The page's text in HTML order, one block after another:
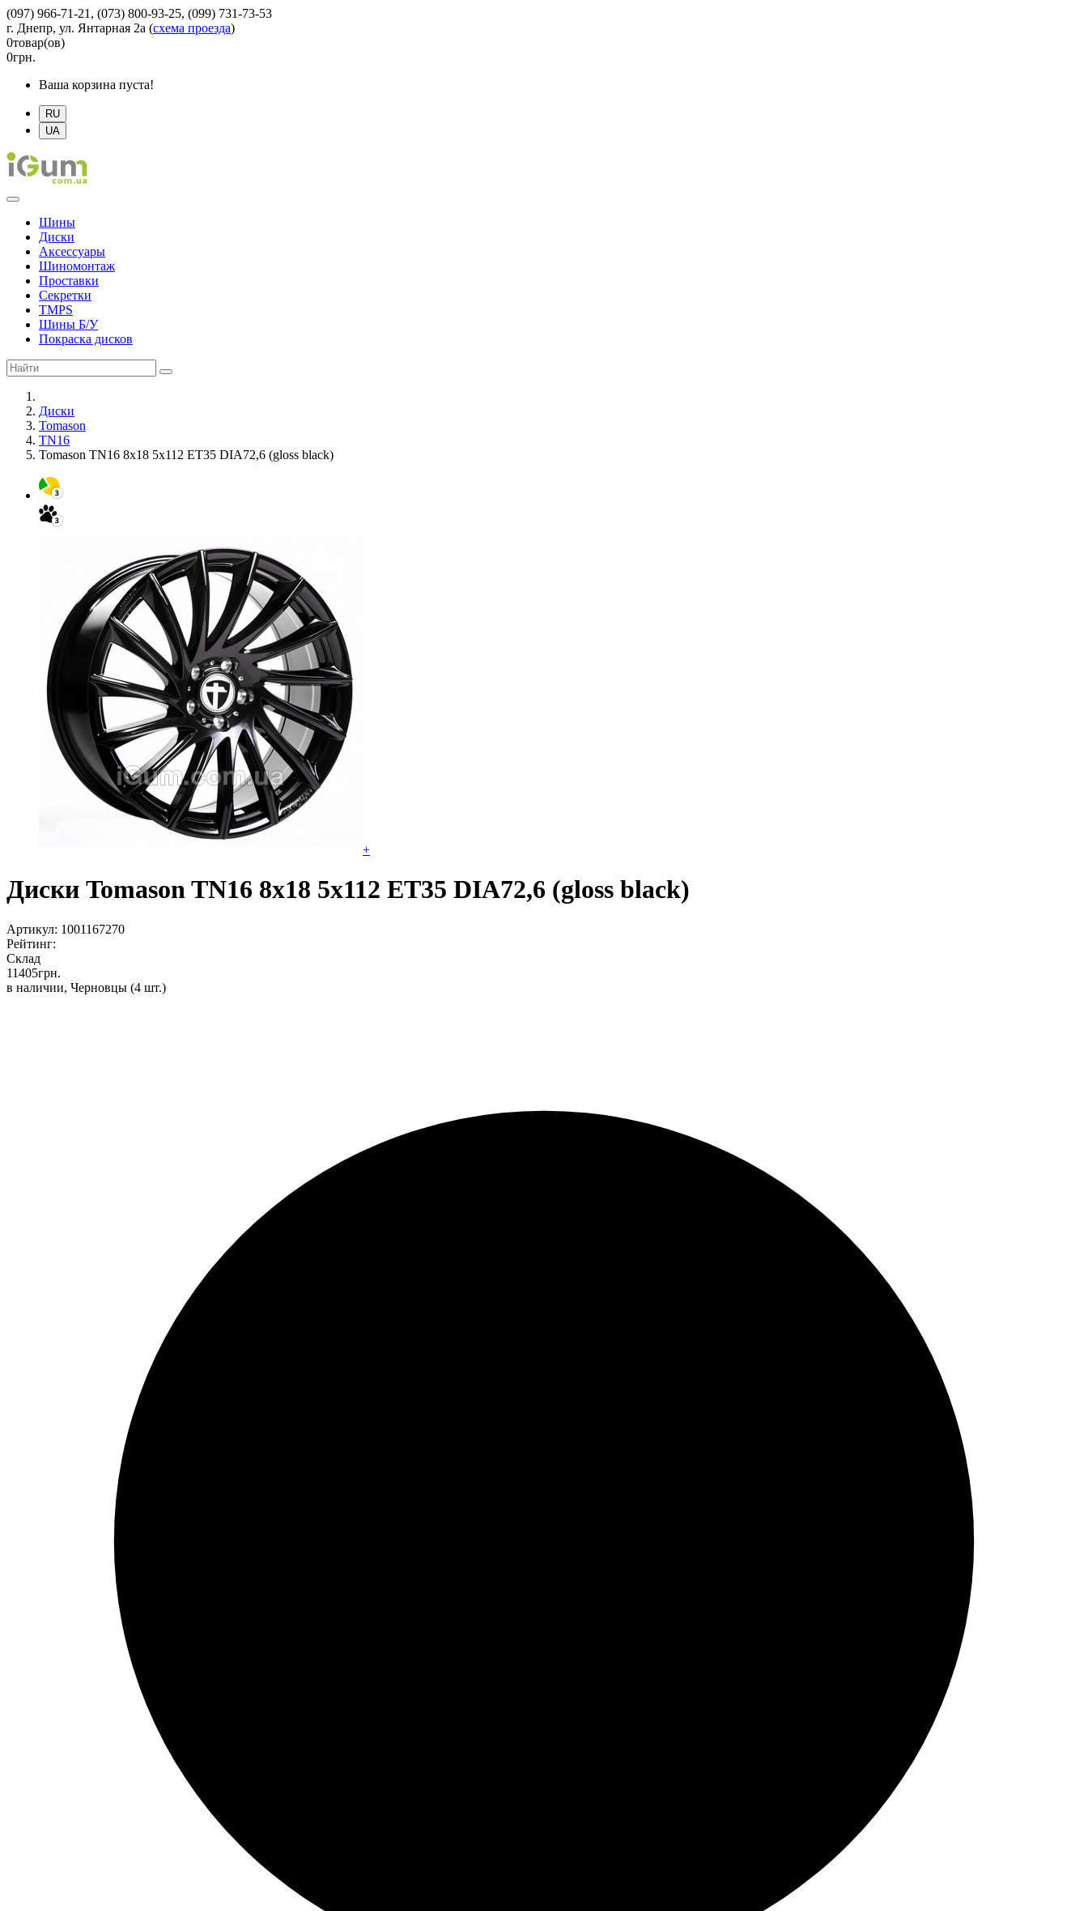
(097) 966-71-21, (073) 800-93-25, (099) 731-73-53
г. Днепр, ул. Янтарная 2а (схема проезда)
0товар(ов)
0грн.
Ваша корзина пуста!
RU
UA
Шины
Диски
Аксессуары
Шиномонтаж
Проставки
Секретки
TMPS
Шины Б/У
Покраска дисков
Диски
Tomason
TN16
Tomason TN16 8x18 5x112 ET35 DIA72,6 (gloss black)
+
Диски Tomason TN16 8x18 5x112 ET35 DIA72,6 (gloss black)
Артикул: 1001167270
Рейтинг:
Склад
11405грн.
в наличии, Черновцы (4 шт.)